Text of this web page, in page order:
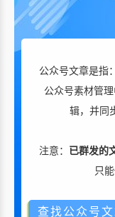
公众号文章是指
公众号素材管
辑，并同
注意： 已群发的
只
查找公众号